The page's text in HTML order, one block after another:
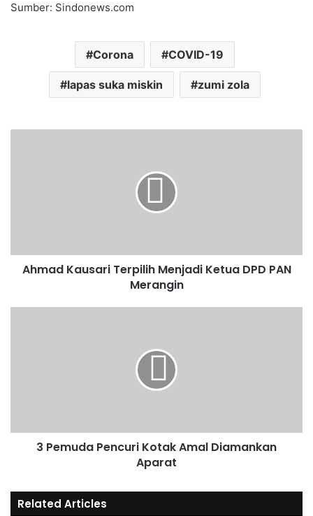
Sumber: Sindonews.com
Corona COVID-19
lapas suka miskin zumi zola
Ahmad Kausari Terpilih Menjadi Ketua DPD PAN
Merangin
3 Pemuda Pencuri Kotak Amal Diamankan
Aparat
Related Articles